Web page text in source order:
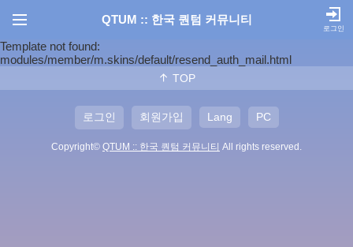
QTUM :: 한국 퀀텀 커뮤니티
로그인
Template not found:
modules/member/m.skins/default/resend_auth_mail.html
TOP
로그인 회원가입 Lang PC
Copyright© QTUM :: 한국 퀀텀 커뮤니티 All rights reserved.